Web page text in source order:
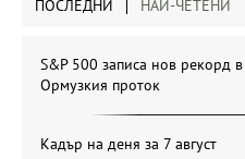
ПОСЛЕДНИ НАЙ-ЧЕТЕНИ
S&P 500 записа нов рекорд
Ормузкия проток
Кадър на деня за 7 август